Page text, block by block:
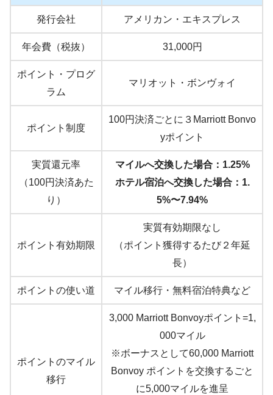
発行会社 アメリカン・エキスプレス
年会費（税抜） 31,000円
ポイント・プログ
ラム
マリオット・ボンヴォイ
ポイント制度
100円決済ごとに３Marriott Bonvo
yポイント
実質還元率
（100円決済あた
り）
マイルへ交換した場合：1.25%
ホテル宿泊へ交換した場合：1.
5%〜7.94%
ポイント有効期限
実質有効期限なし
（ポイント獲得するたび２年延
長）
ポイントの使い道 マイル移行・無料宿泊特典など
ポイントのマイル
移行
3,000 Marriott Bonvoyポイント=1,
000マイル
※ボーナスとして60,000 Marriott
Bonvoy ポイントを交換するごと
に5,000マイルを進呈